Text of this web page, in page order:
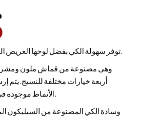
توفر سهولة الكي بفضل لوحها العريض الذي يسمح بنفاذ البخار.
وهي مصنوعة من قماش ملون
أربعة خيارات مختلفة للنسيج. يتم
الأنماط موجودة في تفاصيل المنتج أدناه.
وسادة الكي المصنوعة من السيليكون